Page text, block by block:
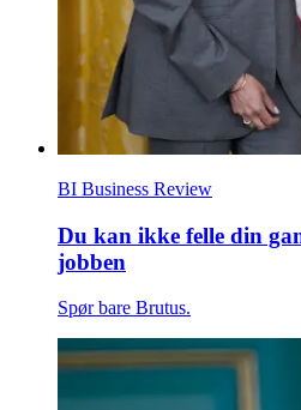
BI Business Review
Du kan ikke felle din
jobben
Spør bare Brutus.